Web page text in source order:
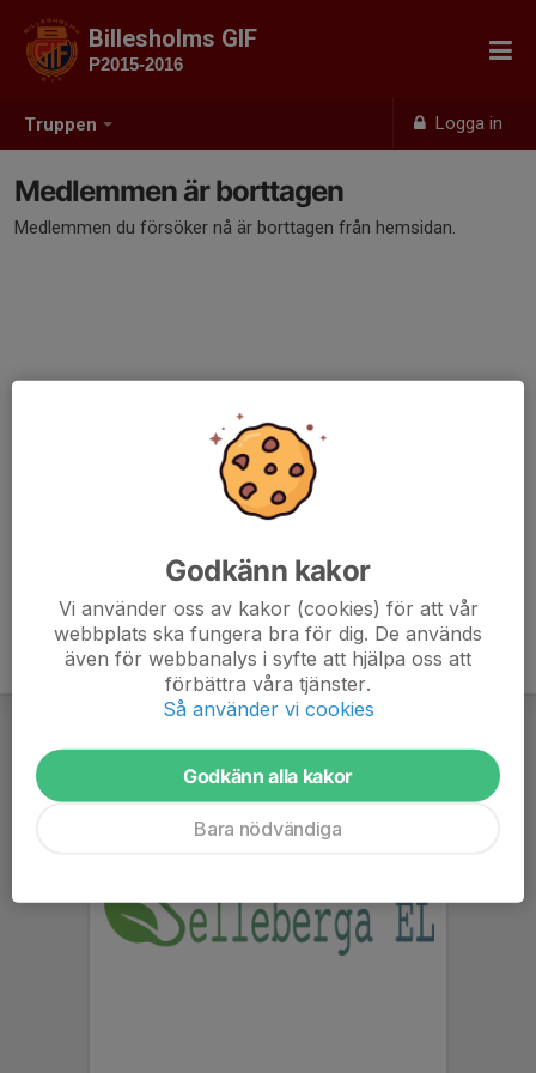
Truppen Logga in
Billesholms GIF
P2015-2016
Medlemmen är borttagen
Medlemmen du försöker nå är borttagen från hemsidan.
Godkänn kakor
Vi använder oss av kakor (cookies) för att vår
webbplats ska fungera bra för dig. De används
även för webbanalys i syfte att hjälpa oss att
förbättra våra tjänster.
Så använder vi cookies
Godkänn alla kakor
Bara nödvändiga